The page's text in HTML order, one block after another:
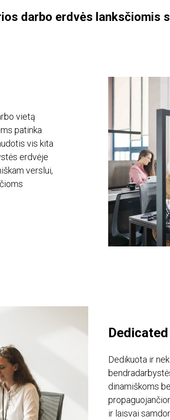
darbo erdvės lanksčiomis
vietą
patinka
vis kita
erdvėje
verslui,
Dedikuota ir
dinamiškoms
ir laisvai